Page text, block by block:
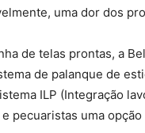
uma dor dos
de telas prontas, a
de palanque de
ILP (Integração
pecuaristas uma